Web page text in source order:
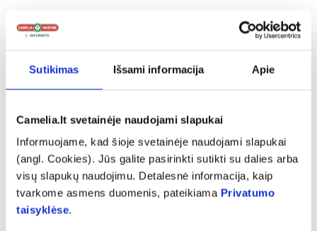
Sutikimas Išsami informacija Apie
Camelia.lt svetainėje naudojami slapukai
Informuojame, kad šioje svetainėje naudojami slapukai
(angl. Cookies). Jūs galite pasirinkti sutikti su dalies arba
visų slapukų naudojimu. Detalesnė informacija, kaip
tvarkome asmens duomenis, pateikiama Privatumo
taisyklėse.
Pranešti apie klaidą prekės aprašyme
Charakteristika
Sudedamosios dalys
Vartojimas